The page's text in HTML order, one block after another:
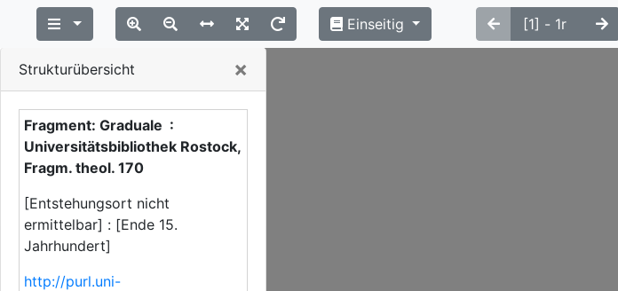
Strukturübersicht ×
Fragment: Graduale :
Universitätsbibliothek Rostock,
Fragm. theol. 170
[Entstehungsort nicht
ermittelbar] : [Ende 15.
Jahrhundert]
http://purl.uni-
Einseitig